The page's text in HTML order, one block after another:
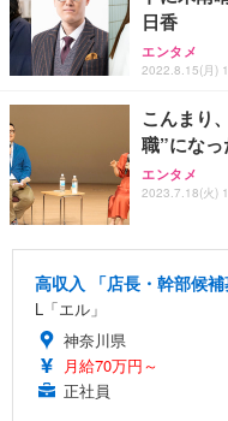
日香
エンタメ
2022.8.15(月)
こんまり
職”にな
エンタメ
2023.7.18(火)
高収入 「店長・幹部候
L「エル」
神奈川県
月給70万円～
正社員